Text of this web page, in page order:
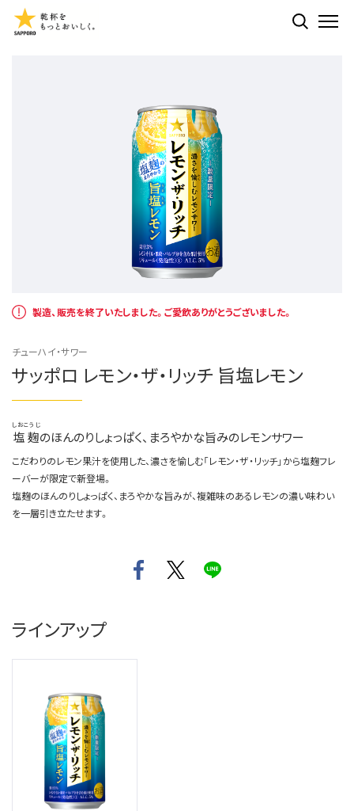
検索する
製造、販売を終了いたしました。ご愛飲ありがとうございました。
チューハイ・サワー
サッポロ レモン・ザ・リッチ 旨塩レモン
塩麹
しおこうじ
のほんのりしょっぱく、まろやかな旨みのレモンサワー
こだわりのレモン果汁を使用した、濃さを愉しむ「レモン・ザ・リッチ」から塩麹フレ
ーバーが限定で新登場。
塩麹のほんのりしょっぱく、まろやかな旨みが、複雑味のあるレモンの濃い味わい
を一層引き立たせます。
ラインアップ